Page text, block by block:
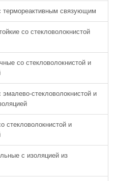
связующим
со стекловолокнистой
со стекловолокнистой и
стекловолокнистой и
стекловолокнистой и
с изоляцией из